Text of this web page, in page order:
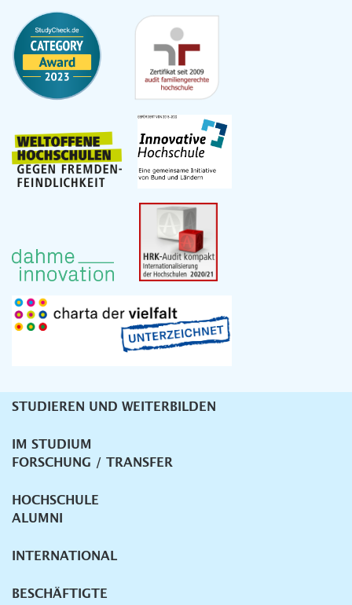
Unternavigation
STUDIEREN UND WEITERBILDEN
IM STUDIUM
FORSCHUNG / TRANSFER
HOCHSCHULE
ALUMNI
INTERNATIONAL
BESCHÄFTIGTE